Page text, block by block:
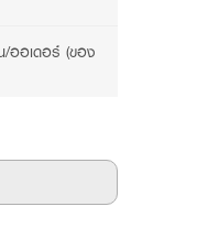
ออเดอร์ (ของ